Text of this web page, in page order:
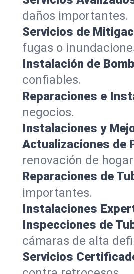
daños importantes.
Servicios de
fugas o
Instalación de
confiables.
Reparaciones e
negocios.
Instalaciones y
Actualizaciones de
renovación de
Reparaciones de
importantes.
Instalaciones
Inspecciones de
cámaras de alta
Servicios